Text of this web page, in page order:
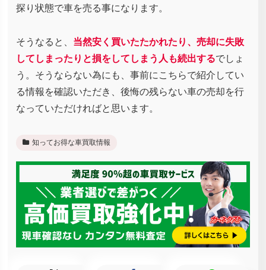
探り状態で車を売る事になります。
そうなると、 当然安く買いたたかれたり、売却に失敗
してしまったりと損をしてしまう人も続出するでしょ
う。そうならない為にも、事前にこちらで紹介してい
る情報を確認いただき、後悔の残らない車の売却を行
なっていただければと思います。
知ってお得な車買取情報